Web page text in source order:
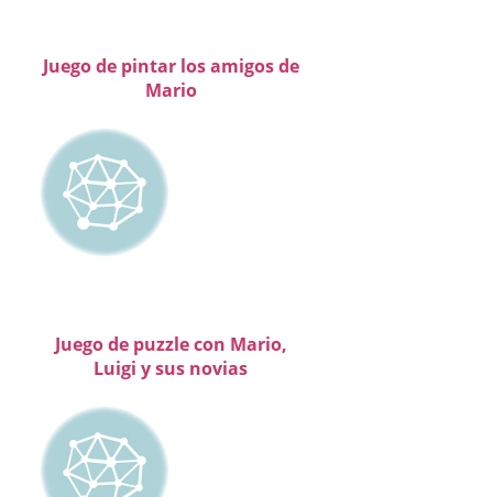
Juego de pintar los amigos de
Mario
Juego de puzzle con Mario,
Luigi y sus novias